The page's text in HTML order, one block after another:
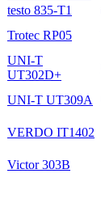
testo 835-T1
Trotec RP05
UNI-T
UT302D+
UNI-T UT309A
VERDO IT1402
Victor 303B